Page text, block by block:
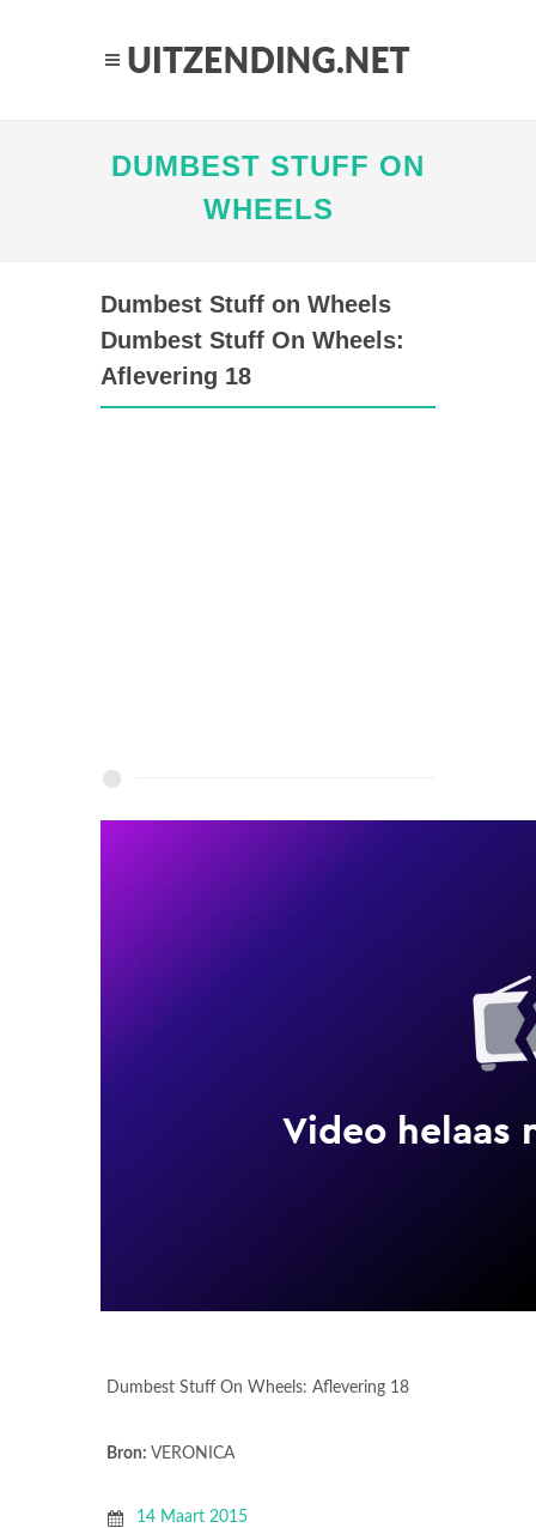
DUMBEST STUFF ON
WHEELS
Dumbest Stuff on Wheels
Dumbest Stuff On Wheels:
Aflevering 18
Dumbest Stuff On Wheels: Aflevering 18
Bron: VERONICA
14 Maart 2015